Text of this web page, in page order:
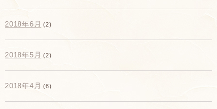
2018年6月 (2)
2018年5月 (2)
2018年4月 (6)